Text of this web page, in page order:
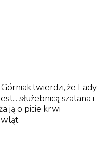
Najlepszy
bohaterami
twierdzi, że Lady
służebnicą szatana i
ją o picie krwi